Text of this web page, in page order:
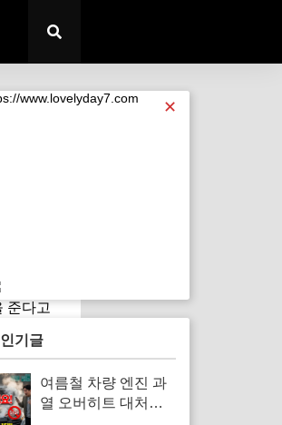
있는
준다고
✕
www.lovelyday7.com
기글
여름철 차량 엔진 과
열 오버히트 대처법 |